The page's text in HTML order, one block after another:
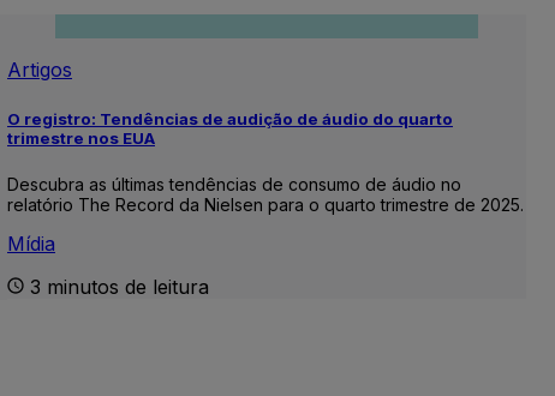
Artigos
O registro: Tendências de audição de áudio do quarto
trimestre nos EUA
Descubra as últimas tendências de consumo de áudio no
relatório The Record da Nielsen para o quarto trimestre de 2025.
Mídia
3 minutos de leitura